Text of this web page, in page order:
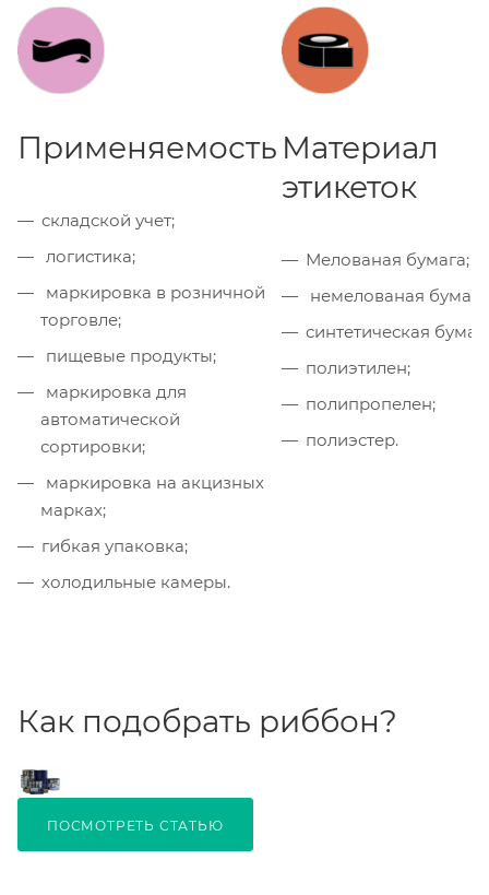
Применяемость
складской учет;
логистика;
торговле;
пищевые продукты;
автоматической
сортировки;
марках;
гибкая упаковка;
холодильные камеры.
Материал
этикеток
Мелованая бумага;
немелованая
синтетическая
полиэтилен;
полипропелен;
полиэстер.
Как подобрать риббон?
ПОСМОТРЕТЬ СТАТЬЮ